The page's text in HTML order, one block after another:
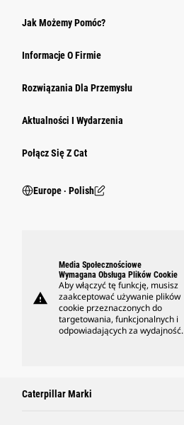
Jak Możemy Pomóc?
Informacje O Firmie
Rozwiązania Dla Przemysłu
Aktualności I Wydarzenia
Połącz Się Z Cat
Europe ‧ Polish
warning
Media Społecznościowe
Wymagana Obsługa Plików Cookie
Aby włączyć tę funkcję, musisz
zaakceptować używanie plików
cookie przeznaczonych do
targetowania, funkcjonalnych i
odpowiadających za wydajność.
Caterpillar Marki